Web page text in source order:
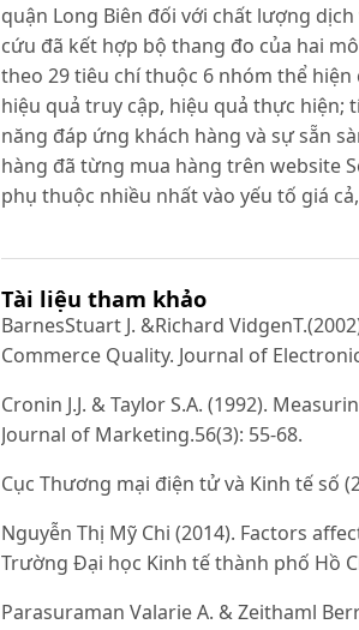
quận Long Biên đối với chất lượng
cứu đã kết hợp bộ thang đo của hai mô
theo 29 tiêu chí thuộc 6 nhóm thể
hiệu quả truy cập, hiệu quả thực
năng đáp ứng khách hàng và sự sẵn
hàng đã từng mua hàng trên website
phụ thuộc nhiều nhất vào yếu tố giá
Tài liệu tham khảo
BarnesStuart J. &Richard
Commerce Quality. Journal of
Cronin J.J. & Taylor S.A. (1992).
Journal of Marketing.56(3): 55-68.
Cục Thương mại điện tử và Kinh tế số
Nguyễn Thị Mỹ Chi (2014). Factors
Trường Đại học Kinh tế thành phố Hồ
Parasuraman Valarie A. & Zeithaml